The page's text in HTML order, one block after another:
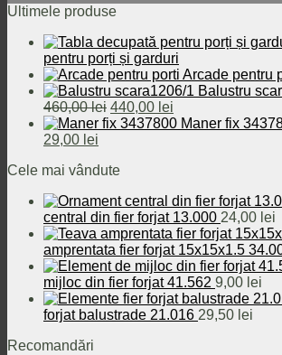
Ultimele produse
pentru porți și garduri
Arcade pentru
Balustru
460,00lei Prețul
inițial
460,00 lei.
440,00 lei
curent
Maner fix
Prețul
a
32,00 lei.
29,00 lei
este:
Cele mai vândute
central din fier forjat 13.000 24,00 lei
amprentata fier forjat 15x15x1.5
mijloc din fier forjat 41.562 9,00 lei
forjat balustrade 21.016 29,50 lei
Recomandări